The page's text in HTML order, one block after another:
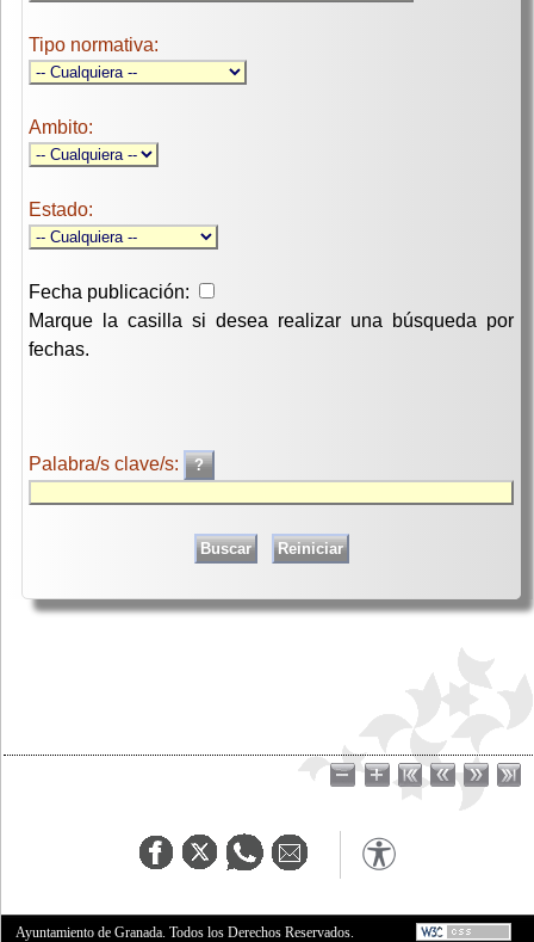
Tipo normativa:
Ambito:
Estado:
Fecha publicación:
Marque la casilla si desea realizar una búsqueda por
fechas.
Palabra/s clave/s:
Ayuntamiento de Granada. Todos los Derechos Reservados.